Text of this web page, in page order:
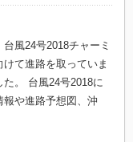
台風24号2018チャーミ
て進路を取っていま
。 台風24号2018に
や進路予想図、沖